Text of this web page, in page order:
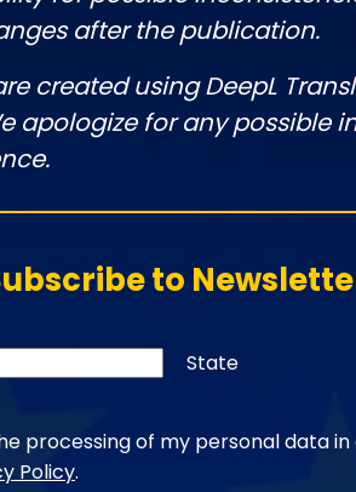
after the publication.
created using DeepL
apologize for any possible
to
State
processing of my personal data
Policy.